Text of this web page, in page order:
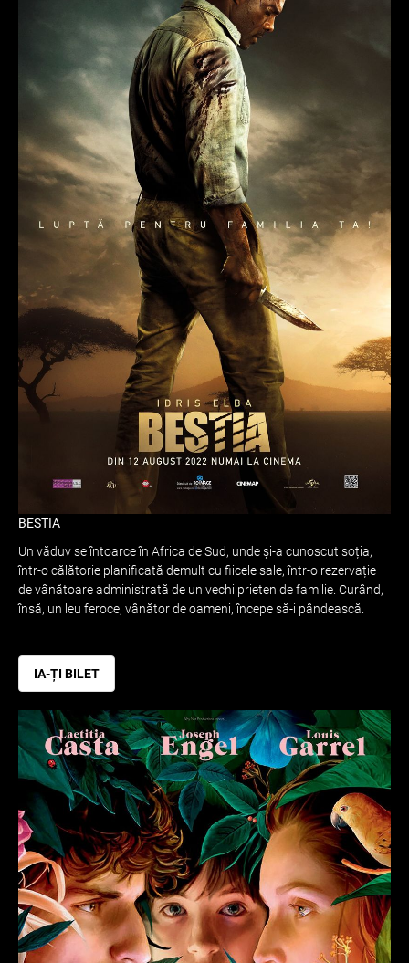
BESTIA
Un văduv se întoarce în Africa de Sud, unde și-a cunoscut soția,
într-o călătorie planificată demult cu fiicele sale, într-o rezervație
de vânătoare administrată de un vechi prieten de familie. Curând,
însă, un leu feroce, vânător de oameni, începe să-i pândească.
IA-ȚI BILET